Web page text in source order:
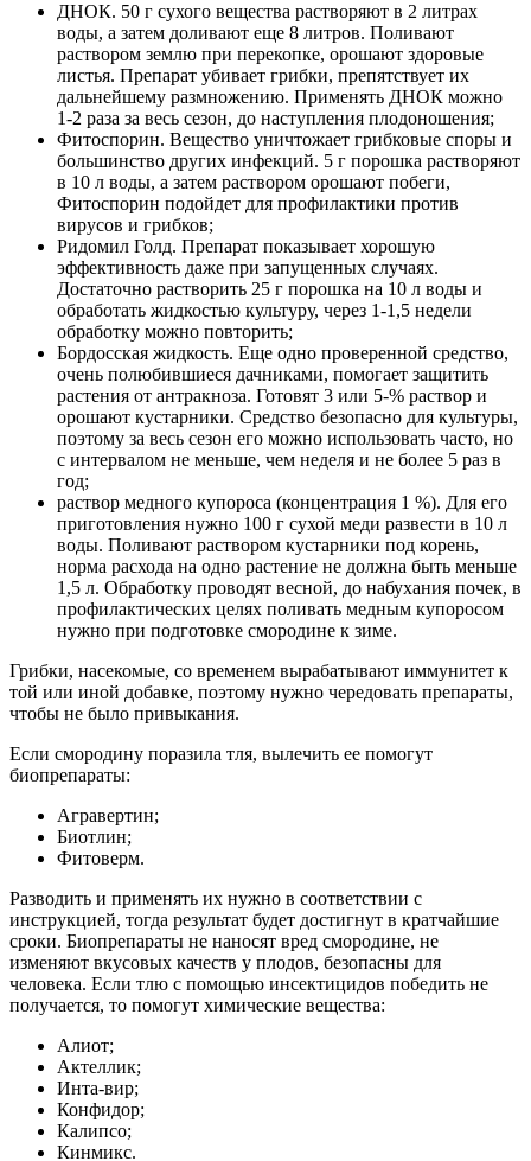
ДНОК. 50 г сухого вещества растворяют в 2 литрах
воды, а затем доливают еще 8 литров. Поливают
раствором землю при перекопке, орошают здоровые
листья. Препарат убивает грибки, препятствует их
дальнейшему размножению. Применять ДНОК можно
1-2 раза за весь сезон, до наступления плодоношения;
Фитоспорин. Вещество уничтожает грибковые споры и
большинство других инфекций. 5 г порошка растворяют
в 10 л воды, а затем раствором орошают побеги,
Фитоспорин подойдет для профилактики против
вирусов и грибков;
Ридомил Голд. Препарат показывает хорошую
эффективность даже при запущенных случаях.
Достаточно растворить 25 г порошка на 10 л воды и
обработать жидкостью культуру, через 1-1,5 недели
обработку можно повторить;
Бордосская жидкость. Еще одно проверенной средство,
очень полюбившиеся дачниками, помогает защитить
растения от антракноза. Готовят 3 или 5-% раствор и
орошают кустарники. Средство безопасно для культуры,
поэтому за весь сезон его можно использовать часто, но
с интервалом не меньше, чем неделя и не более 5 раз в
год;
раствор медного купороса (концентрация 1 %). Для его
приготовления нужно 100 г сухой меди развести в 10 л
воды. Поливают раствором кустарники под корень,
норма расхода на одно растение не должна быть меньше
1,5 л. Обработку проводят весной, до набухания почек, в
профилактических целях поливать медным купоросом
нужно при подготовке смородине к зиме.
Грибки, насекомые, со временем вырабатывают иммунитет к
той или иной добавке, поэтому нужно чередовать препараты,
чтобы не было привыкания.
Если смородину поразила тля, вылечить ее помогут
биопрепараты:
Агравертин;
Биотлин;
Фитоверм.
Разводить и применять их нужно в соответствии с
инструкцией, тогда результат будет достигнут в кратчайшие
сроки. Биопрепараты не наносят вред смородине, не
изменяют вкусовых качеств у плодов, безопасны для
человека. Если тлю с помощью инсектицидов победить не
получается, то помогут химические вещества:
Алиот;
Актеллик;
Инта-вир;
Конфидор;
Калипсо;
Кинмикс.